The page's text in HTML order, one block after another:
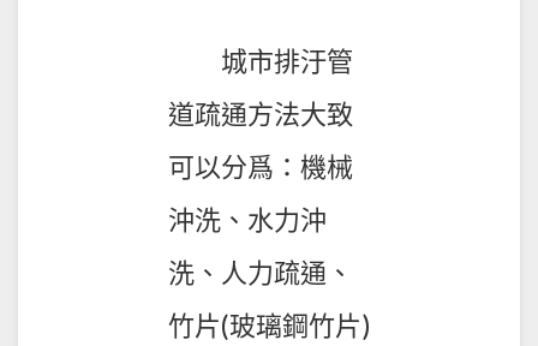
城市排汙管
道疏通方法大致
可以分爲：機械
沖洗、水力沖
洗、人力疏通、
竹片(玻璃鋼竹片)